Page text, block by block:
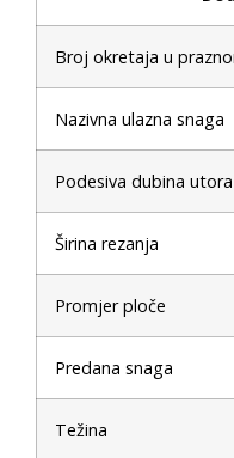
Broj okretaja u
Nazivna ulazna snaga
Podesiva dubina utora
Širina rezanja
Promjer ploče
Predana snaga
Težina